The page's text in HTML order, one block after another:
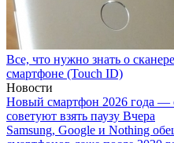
Все, что нужно знать о
смартфоне (Touch ID)
Новости
Новый смартфон 2026 года —
советуют взять паузу Вчера
Samsung, Google и Nothing